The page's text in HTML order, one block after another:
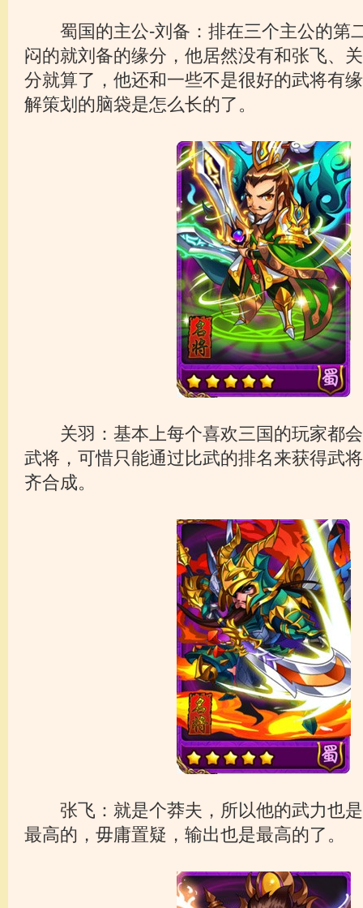
蜀国的主公-刘备：排在三个主公的第
闷的就刘备的缘分，他居然没有和张飞、
分就算了，他还和一些不是很好的武将有
解策划的脑袋是怎么长的了。
关羽：基本上每个喜欢三国的玩家都会
武将，可惜只能通过比武的排名来获得武
齐合成。
张飞：就是个莽夫，所以他的武力也是
最高的，毋庸置疑，输出也是最高的了。